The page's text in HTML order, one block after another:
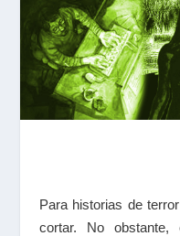
Para historias de
cortar. No